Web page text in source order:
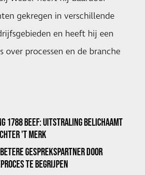
gekregen in verschillende
en heeft hij een
over processen en de branche
1788 BEEF: UITSTRALING BELICHAAMT
'T MERK
GESPREKSPARTNER DOOR
TE BEGRIJPEN